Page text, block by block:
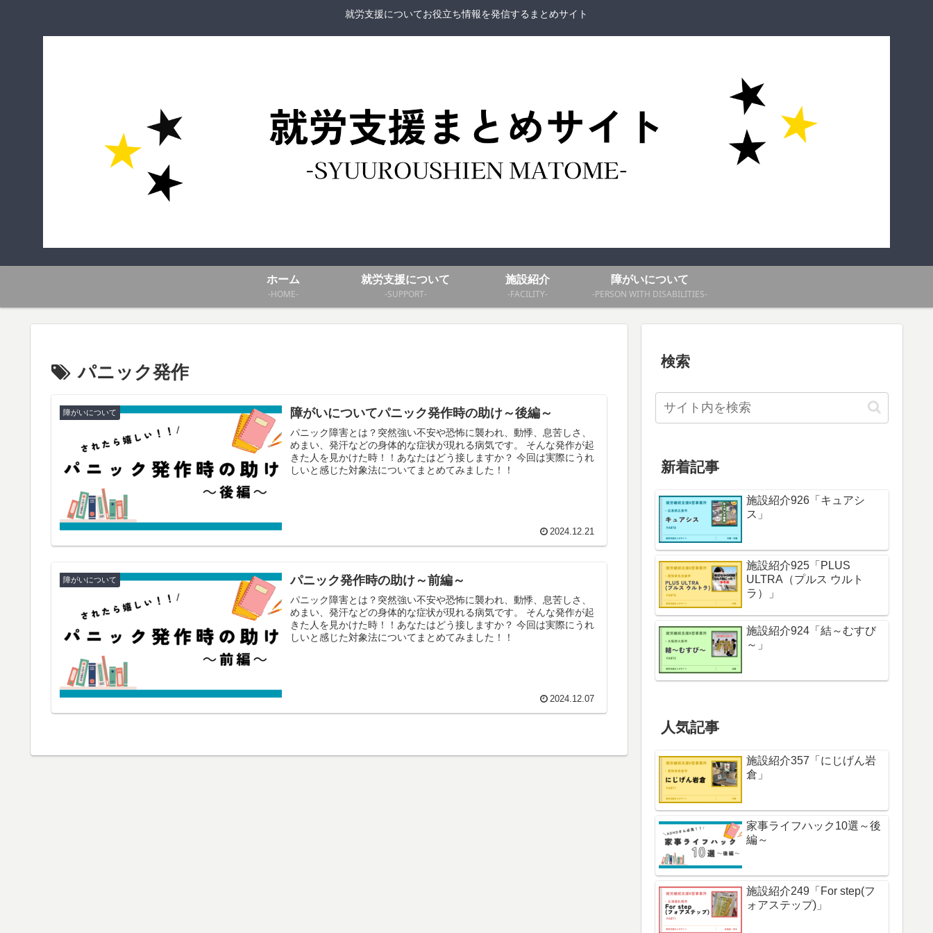
就労支援についてお役立ち情報を発信するまとめサイト
ホーム
-HOME-
就労支援について
-SUPPORT-
施設紹介
-FACILITY-
障がいについて
-PERSON WITH DISABILITIES-
パニック発作
障がいについて 障がいについてパニック発作時の助け～後編～
パニック障害とは？突然強い不安や恐怖に襲われ、動悸、息苦しさ、
めまい、発汗などの身体的な症状が現れる病気です。 そんな発作が起
きた人を見かけた時！！あなたはどう接しますか？ 今回は実際にうれ
しいと感じた対象法についてまとめてみました！！
2024.12.21
障がいについて パニック発作時の助け～前編～
パニック障害とは？突然強い不安や恐怖に襲われ、動悸、息苦しさ、
めまい、発汗などの身体的な症状が現れる病気です。 そんな発作が起
きた人を見かけた時！！あなたはどう接しますか？ 今回は実際にうれ
しいと感じた対象法についてまとめてみました！！
2024.12.07
検索
新着記事
施設紹介926「キュアシ
ス」
施設紹介925「PLUS
ULTRA（プルス ウルト
ラ）」
施設紹介924「結～むすび
～」
人気記事
施設紹介357「にじげん岩
倉」
家事ライフハック10選～後
編～
施設紹介249「For step(フ
ォアステップ)」